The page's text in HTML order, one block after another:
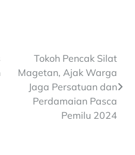
Tokoh Pencak Silat
Magetan, Ajak Warga
Jaga Persatuan dan
Perdamaian Pasca
Pemilu 2024